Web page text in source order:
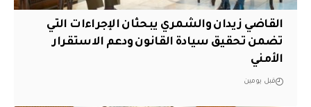
القاضي زيدان والشمري يبحثان الإجراءات التي
تضمن تحقيق سيادة القانون ودعم الاستقرار
الأمني
قبل يومين